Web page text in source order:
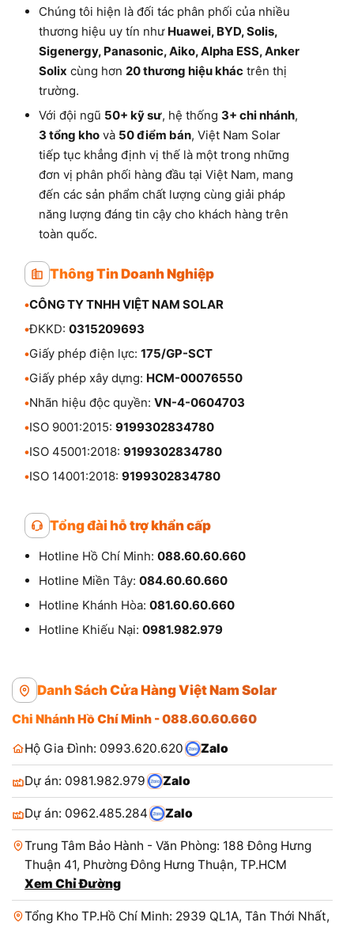
Chúng tôi hiện là đối tác phân phối của nhiều
thương hiệu uy tín như Huawei, BYD, Solis,
Sigenergy, Panasonic, Aiko, Alpha ESS, Anker
Solix cùng hơn 20 thương hiệu khác trên thị
trường.
Với đội ngũ 50+ kỹ sư, hệ thống 3+ chi nhánh,
3 tổng kho và 50 điểm bán, Việt Nam Solar
tiếp tục khẳng định vị thế là một trong những
đơn vị phân phối hàng đầu tại Việt Nam, mang
đến các sản phẩm chất lượng cùng giải pháp
năng lượng đáng tin cậy cho khách hàng trên
toàn quốc.
Thông Tin Doanh Nghiệp
•CÔNG TY TNHH VIỆT NAM SOLAR
•ĐKKD: 0315209693
•Giấy phép điện lực: 175/GP-SCT
•Giấy phép xây dựng: HCM-00076550
•Nhãn hiệu độc quyền: VN-4-0604703
•ISO 9001:2015: 9199302834780
•ISO 45001:2018: 9199302834780
•ISO 14001:2018: 9199302834780
Tổng đài hỗ trợ khẩn cấp
Hotline Hồ Chí Minh: 088.60.60.660
Hotline Miền Tây: 084.60.60.660
Hotline Khánh Hòa: 081.60.60.660
Hotline Khiếu Nại: 0981.982.979
Danh Sách Cửa Hàng Việt Nam Solar
Chi Nhánh Hồ Chí Minh - 088.60.60.660
Hộ Gia Đình: 0993.620.620
Zalo
Dự án: 0981.982.979 Zalo
Dự án: 0962.485.284 Zalo
Trung Tâm Bảo Hành - Văn Phòng: 188 Đông Hưng
Thuận 41, Phường Đông Hưng Thuận, TP.HCM
Xem Chỉ Đường
Tổng Kho TP.Hồ Chí Minh: 2939 QL1A, Tân Thới Nhất,